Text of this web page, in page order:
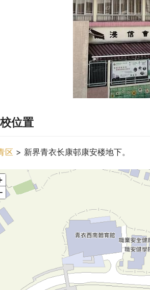
位置
区 > 新界青衣长康邨康安楼地下。